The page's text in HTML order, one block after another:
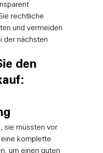
rechtliche
und vermeiden
der nächsten
den
sie müssten vor
komplette
um einen guten